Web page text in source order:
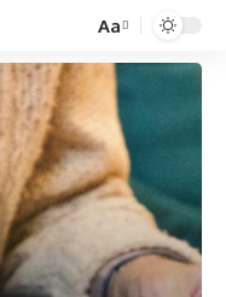
Font
Resizer
Aa